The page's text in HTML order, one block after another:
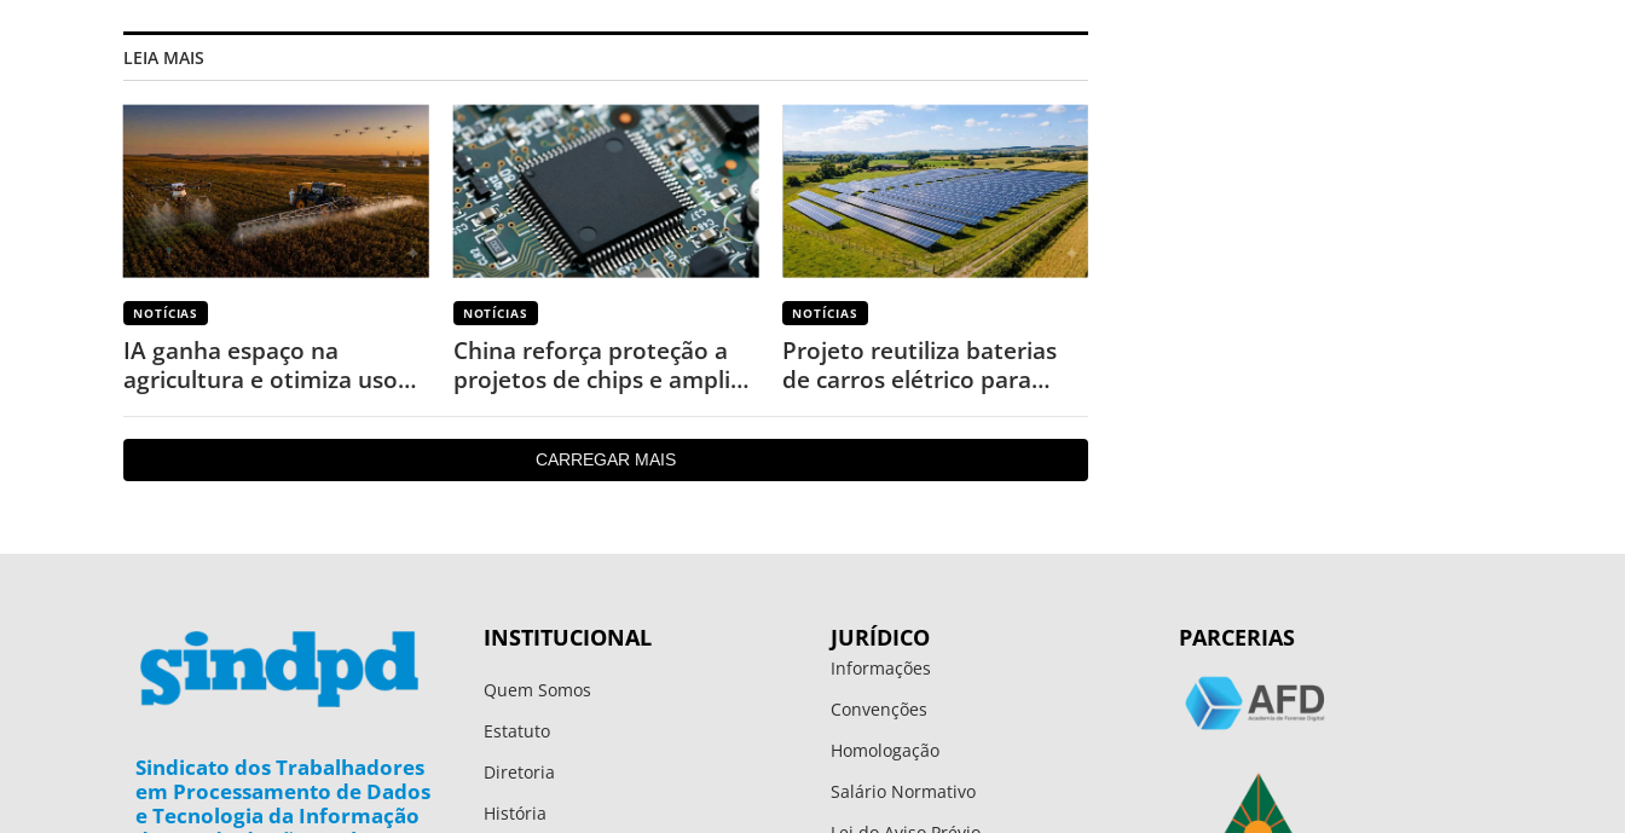
LEIA MAIS
NOTÍCIAS
IA ganha espaço na
agricultura e otimiza uso
de defensivos
NOTÍCIAS
China reforça proteção a
projetos de chips e amplia
punições por cópias
NOTÍCIAS
Projeto reutiliza baterias
de carros elétrico para
garantir energia em áreas
rurais
CARREGAR MAIS
Sindicato dos Trabalhadores
em Processamento de Dados
e Tecnologia da Informação
INSTITUCIONAL
Quem Somos
Estatuto
Diretoria
História
JURÍDICO
Informações
Convenções
Homologação
Salário Normativo
PARCERIAS